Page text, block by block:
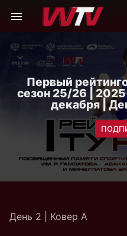
Первый
сезон 25/26 | 2025
декабря |
День 2 | Ковер А